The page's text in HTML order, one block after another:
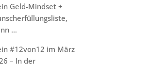
Geld-Mindset +
…
#12von12 im März
– In der